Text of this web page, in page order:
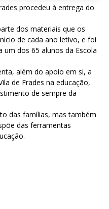
procedeu à entrega do
dos materiais que os
de cada ano letivo, e foi
um dos 65 alunos da Escola
além do apoio em si, a
de Frades na educação,
de sempre da
das famílias, mas também
das ferramentas